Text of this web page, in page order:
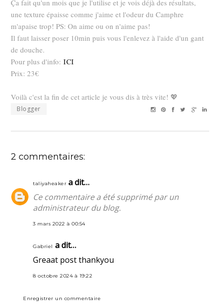
Ça fait qu'un mois que je l'utilise et je vois déjà des résultats,
une texture épaisse comme j'aime et l'odeur du Camphre
m'apaise trop! PS: On aime ou on n'aime pas!
Il faut laisser poser 10min puis vous l'enlevez à l'aide d'un gant
de douche.
Pour plus d'info: ICI
Prix: 23€
Voilà c'est la fin de cet article je vous dis à très vite! 💖
Blogger
2 commentaires:
taliyaheaker a dit…
Ce commentaire a été supprimé par un
administrateur du blog.
3 mars 2022 à 00:54
Gabriel a dit…
Greaat post thankyou
8 octobre 2024 à 19:22
Enregistrer un commentaire